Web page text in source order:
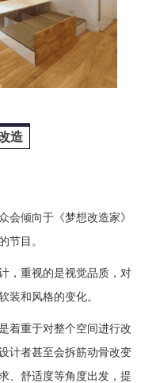
造
会倾向于《梦想改造家》
节目。
，重视的是视觉品质，对
装和风格的变化。
着重于对整个空间进行改
计者甚至会拆筋动骨改变
、舒适度等角度出发，提